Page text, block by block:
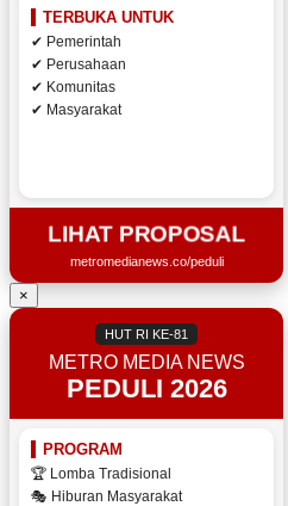
TERBUKA UNTUK
✔ Pemerintah
✔ Perusahaan
✔ Komunitas
✔ Masyarakat
LIHAT PROPOSAL
metromedianews.co/peduli
×
HUT RI KE-81
METRO MEDIA NEWS
PEDULI 2026
PROGRAM
🏆 Lomba Tradisional
🎭 Hiburan Masyarakat